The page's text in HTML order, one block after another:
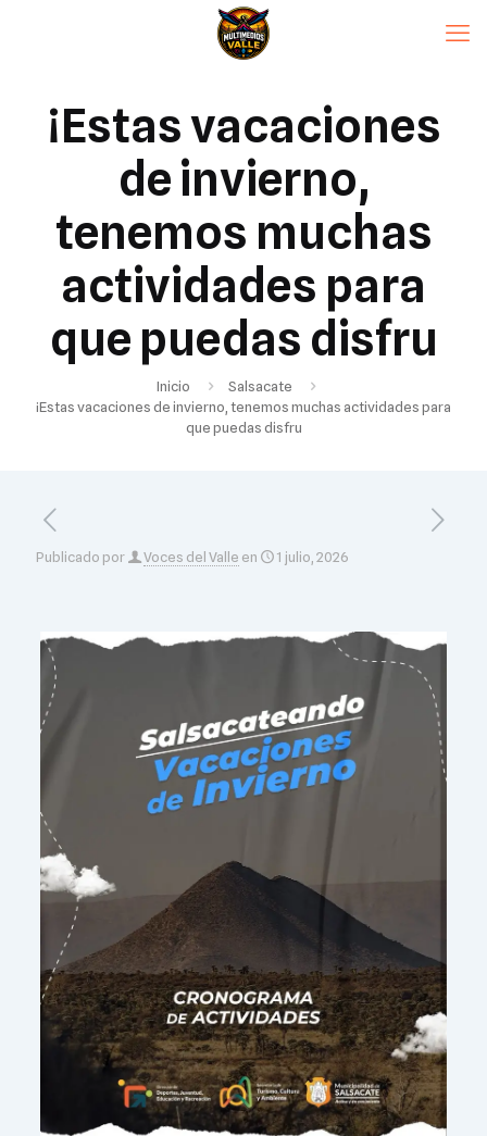
¡Estas vacaciones
de invierno,
tenemos muchas
actividades para
que puedas disfru
Inicio
Salsacate
¡Estas vacaciones de invierno, tenemos muchas actividades para
que puedas disfru
Publicado por Voces del Valle en 1 julio, 2026